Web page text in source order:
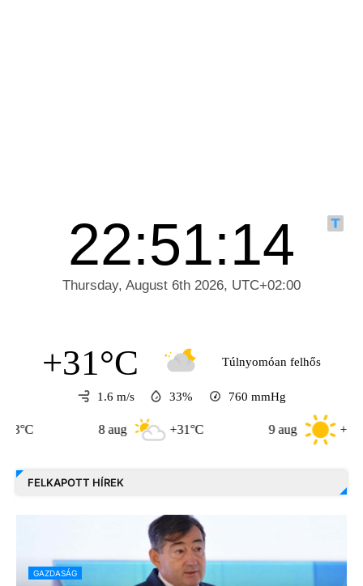
+31°C Túlnyomóan felhős
1.6 m/s 33% 760 mmHg
+31°C +30°C
FELKAPOTT HÍREK
GAZDASÁG